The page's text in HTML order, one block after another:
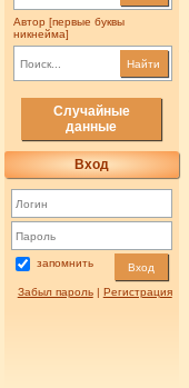
Автор [первые буквы
никнейма]
Найти
Случайные
данные
Вход
запомнить Вход
Забыл пароль| Регистрация